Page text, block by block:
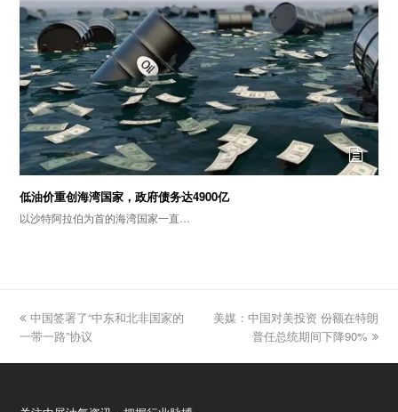
低油价重创海湾国家，政府债务达4900亿
以沙特阿拉伯为首的海湾国家一直…
previous
post:
中国签署了“中东和北非国家的
一带一路”协议
next
美媒：中国对美投资 份额在特朗
普任总统期间下降90%